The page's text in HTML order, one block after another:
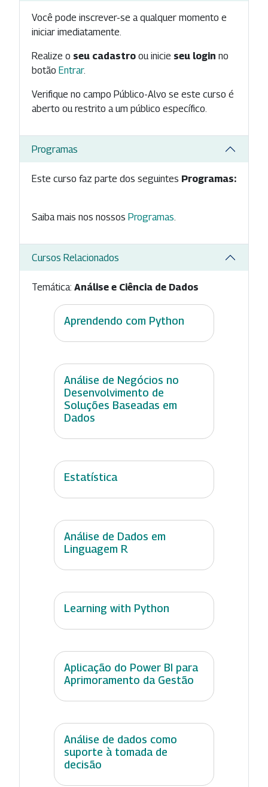
Você pode inscrever-se a qualquer momento e
iniciar imediatamente.
Realize o seu cadastro ou inicie seu login no
botão Entrar.
Verifique no campo Público-Alvo se este curso é
aberto ou restrito a um público específico.
Programas
Este curso faz parte dos seguintes Programas:
Saiba mais nos nossos Programas.
Cursos Relacionados
Temática: Análise e Ciência de Dados
Aprendendo com Python
Análise de Negócios no
Desenvolvimento de
Soluções Baseadas em
Dados
Estatística
Análise de Dados em
Linguagem R
Learning with Python
Aplicação do Power BI para
Aprimoramento da Gestão
Análise de dados como
suporte à tomada de
decisão